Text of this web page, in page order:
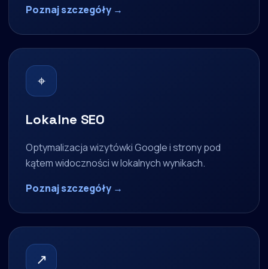
Poznaj szczegóły →
⌖
Lokalne SEO
Optymalizacja wizytówki Google i strony pod
kątem widoczności w lokalnych wynikach.
Poznaj szczegóły →
↗